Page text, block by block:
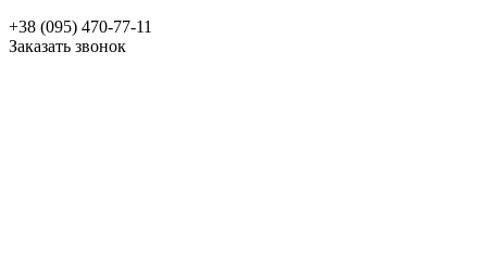
+38 (095) 470-77-11
Заказать звонок